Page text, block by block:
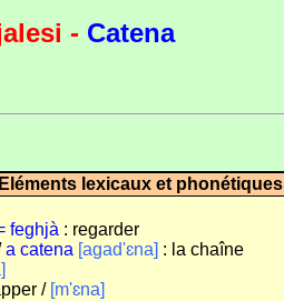
- Catena
Eléments lexicaux et phonétiques
feghjà : regarder
a catena [agad'ɛna] : la chaîne
/ [m'ɛna]